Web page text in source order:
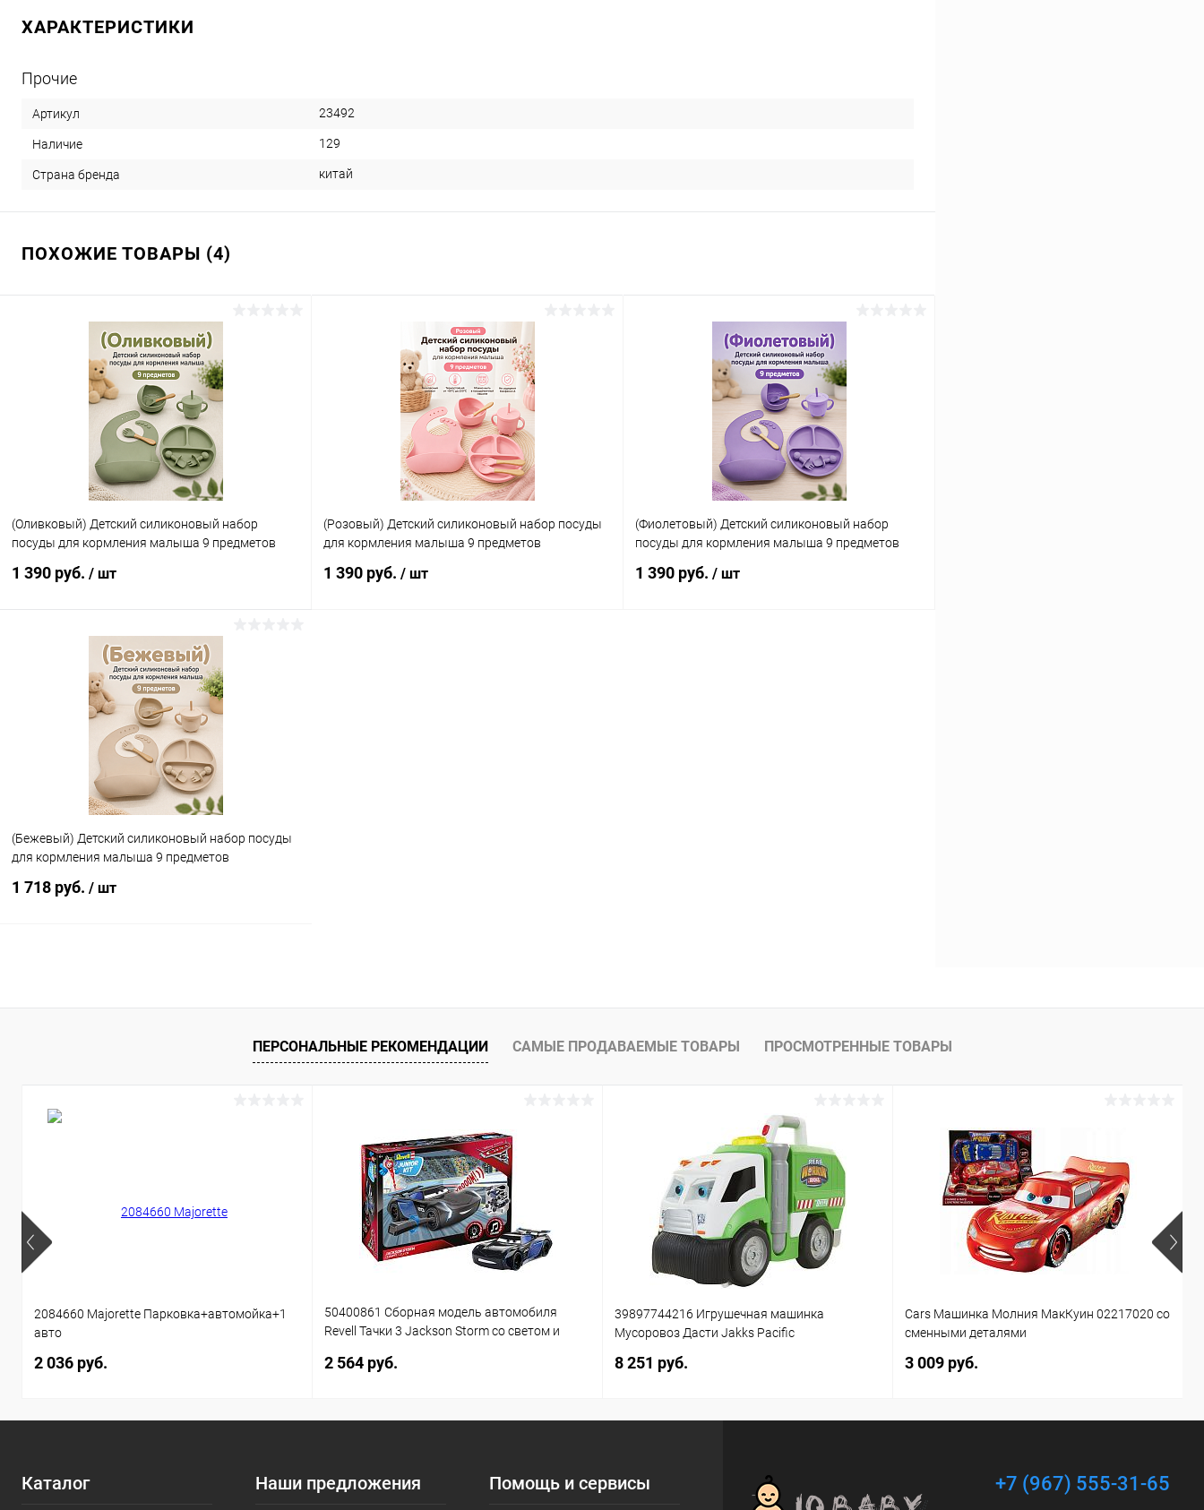
ХАРАКТЕРИСТИКИ
Прочие
Артикул 23492
Наличие 129
Страна бренда китай
ПОХОЖИЕ ТОВАРЫ (4)
(Оливковый) Детский силиконовый набор
посуды для кормления малыша 9 предметов
1 390 руб. / шт
В корзину
Купить в 1 клик Сравнение
В избранное В наличии
(Розовый) Детский силиконовый набор посуды
для кормления малыша 9 предметов
1 390 руб. / шт
(Фиолетовый) Детский силиконовый набор
посуды для кормления малыша 9 предметов
1 390 руб. / шт
(Бежевый) Детский силиконовый набор посуды
для кормления малыша 9 предметов
1 718 руб. / шт
Купить в 1 клик Сравнение
ПЕРСОНАЛЬНЫЕ РЕКОМЕНДАЦИИ САМЫЕ ПРОДАВАЕМЫЕ ТОВАРЫ ПРОСМОТРЕННЫЕ ТОВАРЫ
2084660 Majorette Парковка+автомойка+1
авто
2 036 руб.
50400861 Сборная модель автомобиля
Revell Тачки 3 Jackson Storm со светом и
2 564 руб.
39897744216 Игрушечная машинка
Мусоровоз Дасти Jakks Pacific
8 251 руб.
Cars Машинка Молния МакКуин 02217020 со
сменными деталями
3 009 руб.
Каталог Наши предложения Помощь и сервисы +7 (967) 555-31-65